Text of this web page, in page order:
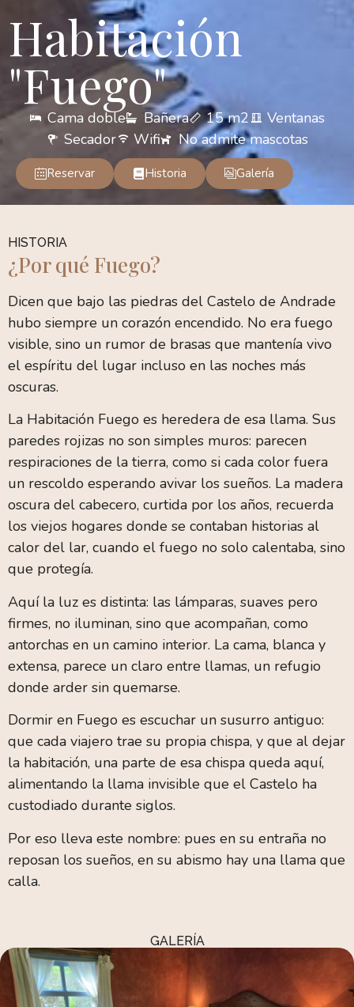
Habitación
"Fuego"
Cama doble Bañera 15 m2
Ventanas
Secador
Wifi No admite mascotas
Reservar Historia Galería
HISTORIA
¿Por qué Fuego?
Dicen que bajo las piedras del Castelo de Andrade
hubo siempre un corazón encendido. No era fuego
visible, sino un rumor de brasas que mantenía vivo
el espíritu del lugar incluso en las noches más
oscuras.
La Habitación Fuego es heredera de esa llama. Sus
paredes rojizas no son simples muros: parecen
respiraciones de la tierra, como si cada color fuera
un rescoldo esperando avivar los sueños. La madera
oscura del cabecero, curtida por los años, recuerda
los viejos hogares donde se contaban historias al
calor del lar, cuando el fuego no solo calentaba, sino
que protegía.
Aquí la luz es distinta: las lámparas, suaves pero
firmes, no iluminan, sino que acompañan, como
antorchas en un camino interior. La cama, blanca y
extensa, parece un claro entre llamas, un refugio
donde arder sin quemarse.
Dormir en Fuego es escuchar un susurro antiguo:
que cada viajero trae su propia chispa, y que al dejar
la habitación, una parte de esa chispa queda aquí,
alimentando la llama invisible que el Castelo ha
custodiado durante siglos.
Por eso lleva este nombre: pues en su entraña no
reposan los sueños, en su abismo hay una llama que
calla.
GALERÍA